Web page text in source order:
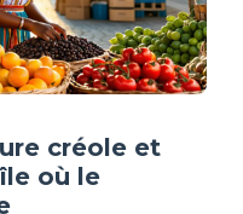
créole et
où le